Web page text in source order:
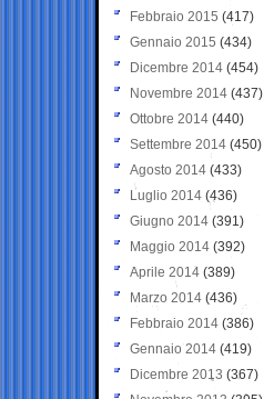
Febbraio 2015 (417)
Gennaio 2015 (434)
Dicembre 2014 (454)
Novembre 2014 (437)
Ottobre 2014 (440)
Settembre 2014 (450)
Agosto 2014 (433)
Luglio 2014 (436)
Giugno 2014 (391)
Maggio 2014 (392)
Aprile 2014 (389)
Marzo 2014 (436)
Febbraio 2014 (386)
Gennaio 2014 (419)
Dicembre 2013 (367)